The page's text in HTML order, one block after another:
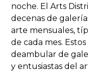
noche. El Arts
decenas de
arte mensuales,
de cada mes.
deambular de
y entusiastas del